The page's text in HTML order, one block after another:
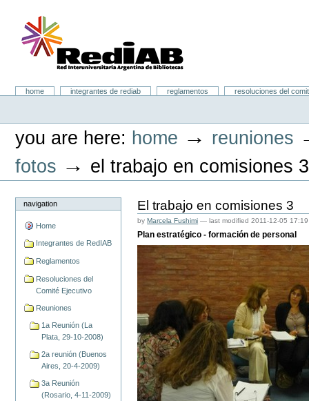
content.
Portal RedIAB
Sectionshome integrantes de rediab reglamentos
resoluciones del
you are here: home → reuniones
fotos → el trabajo en comisiones 3
navigation
Home
Integrantes de RedIAB
Reglamentos
Resoluciones del
Comité Ejecutivo
Reuniones
1a Reunión (La
Plata, 29-10-2008)
2a reunión (Buenos
Aires, 20-4-2009)
3a Reunión
(Rosario, 4-11-2009)
El trabajo en comisiones 3
by Marcela Fushimi — last modified2011-12-05 17:19
Plan estratégico - formación de personal